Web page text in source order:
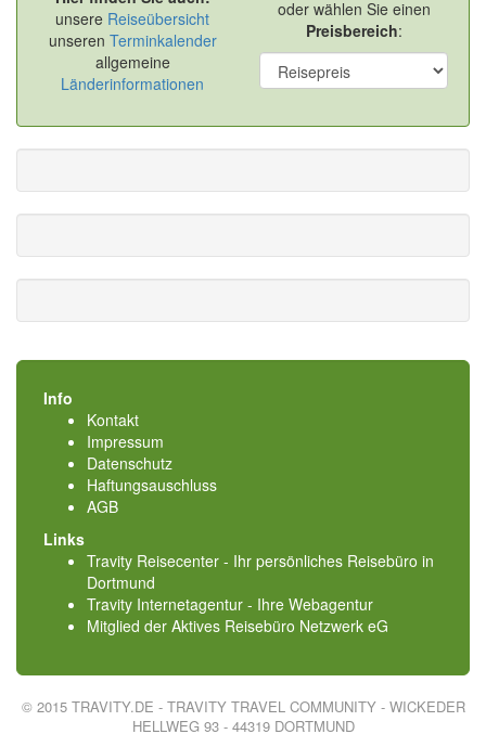
unsere Reiseübersicht
unseren Terminkalender
allgemeine
Länderinformationen
oder wählen Sie einen
Preisbereich:
Info
Kontakt
Impressum
Datenschutz
Haftungsauschluss
AGB
Links
Travity Reisecenter - Ihr persönliches Reisebüro in
Dortmund
Travity Internetagentur - Ihre Webagentur
Mitglied der Aktives Reisebüro Netzwerk eG
© 2015 TRAVITY.DE - TRAVITY TRAVEL COMMUNITY - WICKEDER
HELLWEG 93 - 44319 DORTMUND